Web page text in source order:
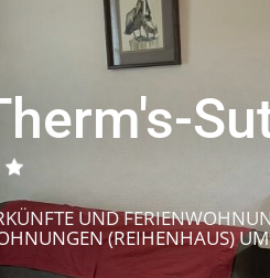
UND
(REIHENHAUS)